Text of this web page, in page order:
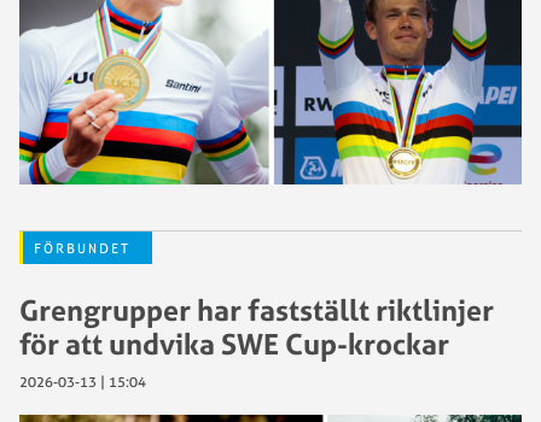
FÖRBUNDET
Grengrupper har fastställt riktlinjer
för att undvika SWE Cup-krockar
2026-03-13 | 15:04